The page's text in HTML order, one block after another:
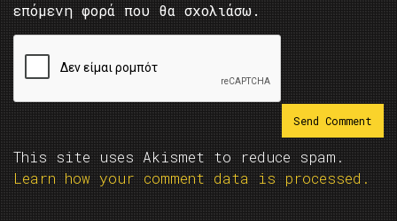
επόμενη φορά που θα σχολιάσω.
This site uses Akismet to reduce spam.
Learn how your comment data is processed.